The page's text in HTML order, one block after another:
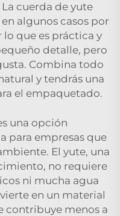
cuerda de yute
algunos casos por
que es práctica y
detalle, pero
Combina todo
y tendrás una
el empaquetado.
una opción
para empresas que
El yute, una
no requiere
ni mucha agua
en un material
contribuye menos a